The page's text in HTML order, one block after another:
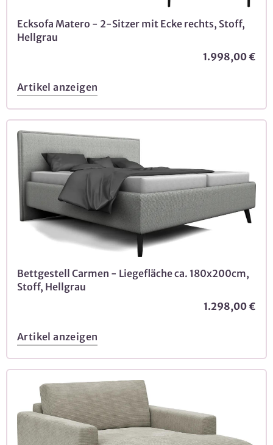
Ecksofa Matero - 2-Sitzer mit Ecke rechts, Stoff,
Hellgrau
1.998,00 €
Artikel anzeigen
Bettgestell Carmen - Liegefläche ca. 180x200cm,
Stoff, Hellgrau
1.298,00 €
Artikel anzeigen